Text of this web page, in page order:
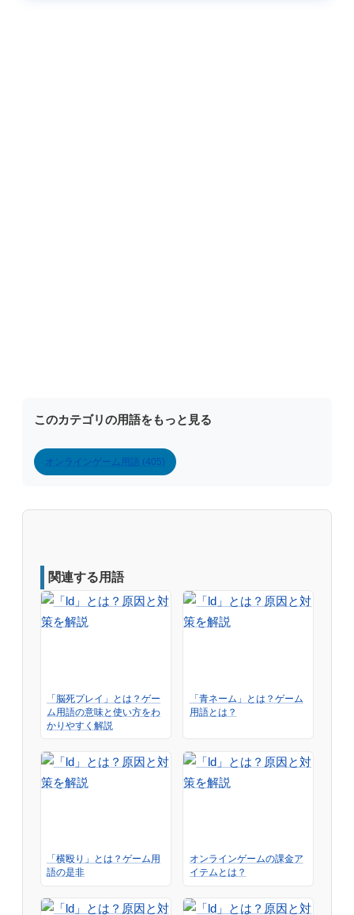
このカテゴリの用語をもっと見る
オンラインゲーム用語 (405)
関連する用語
「脳死プレイ」とは？ゲー
ム用語の意味と使い方をわ
かりやすく解説
「青ネーム」とは？ゲーム
用語とは？
「横殴り」とは？ゲーム用
語の是非
オンラインゲームの課金ア
イテムとは？